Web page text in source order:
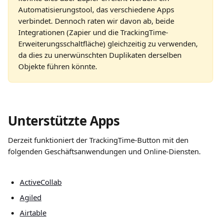
Automatisierungstool, das verschiedene Apps
verbindet. Dennoch raten wir davon ab, beide
Integrationen (Zapier und die TrackingTime-
Erweiterungsschaltfläche) gleichzeitig zu verwenden,
da dies zu unerwünschten Duplikaten derselben
Objekte führen könnte.
Unterstützte Apps
Derzeit funktioniert der TrackingTime-Button mit den
folgenden Geschäftsanwendungen und Online-Diensten.
ActiveCollab
Agiled
Airtable